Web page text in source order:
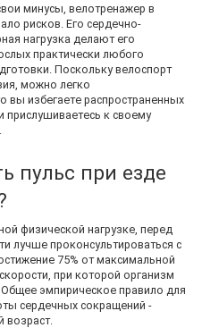
минусы, велотренажер в
рисков. Его сердечно-
нагрузка делают его
практически любого
Поскольку велоспорт
можно легко
вы избегаете распространенных
к своему
пульс при езде
физической нагрузке, перед
лучше проконсультироваться с
75% от максимальной
при которой организм
эмпирическое правило для
сердечных сокращений -
возраст.